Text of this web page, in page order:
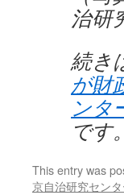
治研
続き
が財
ンタ
です
This entry was
京自治研究セン